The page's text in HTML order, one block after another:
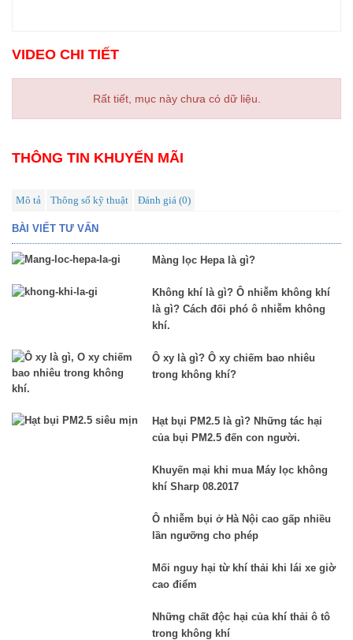
VIDEO CHI TIẾT
Rất tiết, mục này chưa có dữ liệu.
THÔNG TIN KHUYẾN MÃI
Mô tả Thông số kỹ thuật Đánh giá (0)
BÀI VIẾT TƯ VẤN
Màng lọc Hepa là gì?
Không khí là gì? Ô nhiễm không khí
là gì? Cách đối phó ô nhiễm không
khí.
Ô xy là gì? Ô xy chiếm bao nhiêu
trong không khí?
Hạt bụi PM2.5 là gì? Những tác hại
của bụi PM2.5 đến con người.
Khuyến mại khi mua Máy lọc không
khí Sharp 08.2017
Ô nhiễm bụi ở Hà Nội cao gấp nhiều
lần ngưỡng cho phép
Mối nguy hại từ khí thải khi lái xe giờ
cao điểm
Những chất độc hại của khí thải ô tô
trong không khí